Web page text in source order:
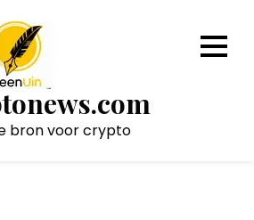
bron voor crypto